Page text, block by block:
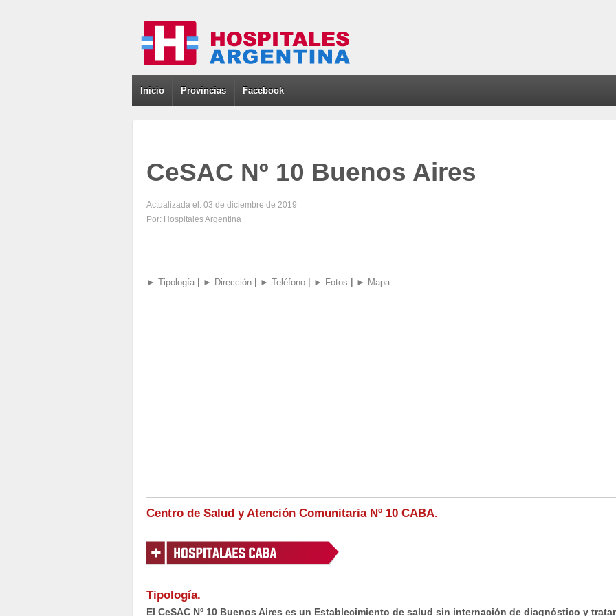
Inicio Provincias Facebook
CeSAC Nº 10 Buenos Aires
Actualizada el: 03 de diciembre de 2019
Por: Hospitales Argentina
► Tipología | ► Dirección | ► Teléfono | ► Fotos | ► Mapa
Centro de Salud y Atención Comunitaria Nº 10 CABA.
.
Tipología.
El CeSAC Nº 10 Buenos Aires es un Establecimiento de salud sin internación de diagnóstico y